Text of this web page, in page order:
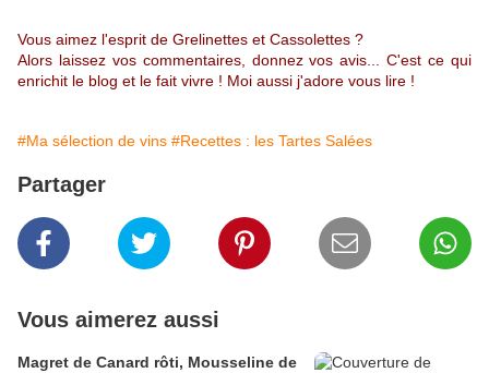
Vous aimez l'esprit de Grelinettes et Cassolettes ?
Alors laissez vos commentaires, donnez vos avis... C'est ce qui
enrichit le blog et le fait vivre ! Moi aussi j'adore vous lire !
#Ma sélection de vins #Recettes : les Tartes Salées
Partager
Vous aimerez aussi
Magret de Canard rôti, Mousseline de